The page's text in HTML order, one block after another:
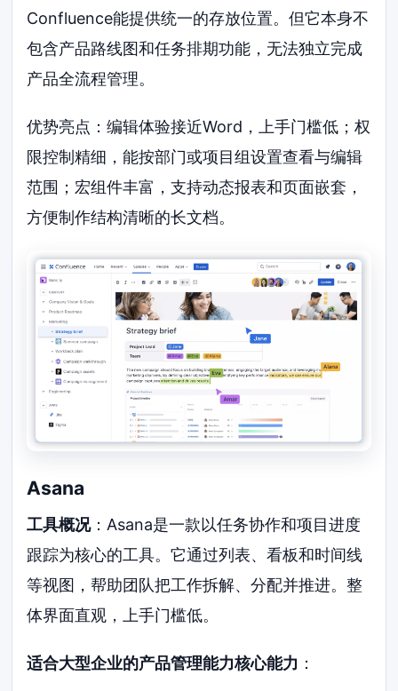
Confluence能提供统一的存放位置。但它本身不
包含产品路线图和任务排期功能，无法独立完成
产品全流程管理。
优势亮点：编辑体验接近Word，上手门槛低；权
限控制精细，能按部门或项目组设置查看与编辑
范围；宏组件丰富，支持动态报表和页面嵌套，
方便制作结构清晰的长文档。
Asana
工具概况：Asana是一款以任务协作和项目进度
跟踪为核心的工具。它通过列表、看板和时间线
等视图，帮助团队把工作拆解、分配并推进。整
体界面直观，上手门槛低。
适合大型企业的产品管理能力核心能力 ：